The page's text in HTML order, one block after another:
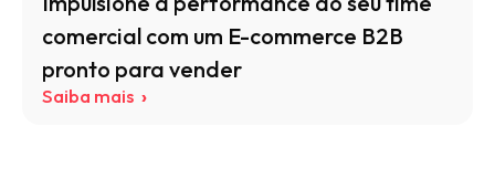
comercial com um E-commerce B2B
pronto para vender
Saiba mais